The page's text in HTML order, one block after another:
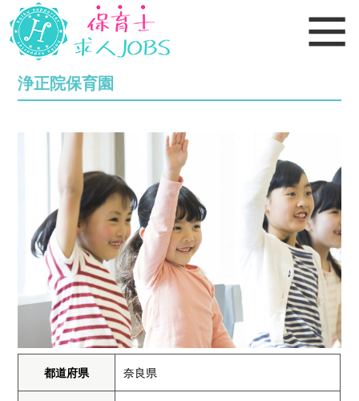
浄正院保育園
都道府県 奈良県